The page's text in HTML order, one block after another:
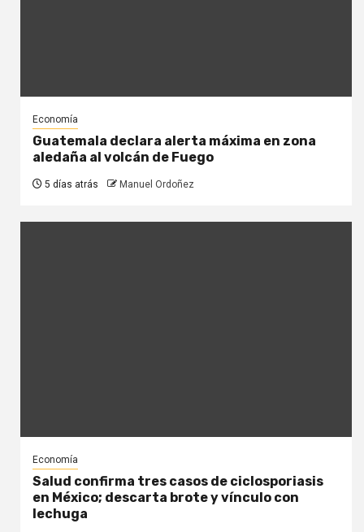
Economía
Guatemala declara alerta máxima en zona
aledaña al volcán de Fuego
5 días atrás Manuel Ordoñez
Economía
Salud confirma tres casos de ciclosporiasis
en México; descarta brote y vínculo con
lechuga